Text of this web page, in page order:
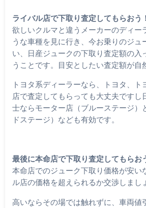
ライバル店で下取り査定してもらおう！
欲しいクルマと違うメーカーのディー
うな車種を見に行き、今お乗りのジュ
い、日産ジュークの下取り査定額の入
うことです。目安としたい査定額が自
トヨタ系ディーラーなら、トヨタ、ト
店で査定してもらっても大丈夫ですし
士ならモーター店（ブルーステージ）
ドステージ）なども有効です。
最後に本命店で下取り査定してもらお
本命店でのジューク下取り価格が安い
ル店の価格を超えられるか交渉しまし
高いならその場では触れずに、車両値